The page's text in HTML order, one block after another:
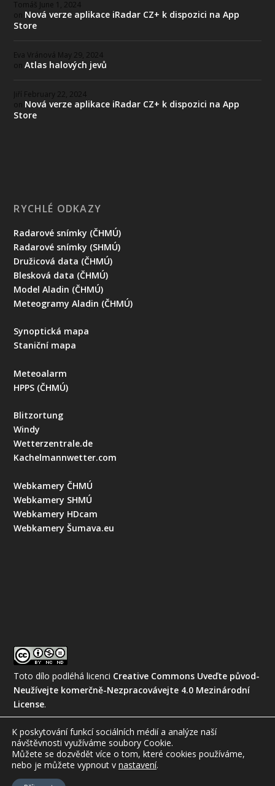
Tomáš
June 1, 2024
on Nová verze aplikace iRadar CZ+ k dispozici na App
Store
Eva Vránová May 29, 2024
onAtlas halových jevů
Jiří February 22, 2024
on Nová verze aplikace iRadar CZ+ k dispozici na App
Store
RYCHLÉ ODKAZY
Radarové snímky (ČHMÚ)
Radarové snímky (SHMÚ)
Družicová data (ČHMÚ)
Blesková data (ČHMÚ)
Model Aladin (ČHMÚ)
Meteogramy Aladin (ČHMÚ)
Synoptická mapa
Staniční mapa
Meteoalarm
HPPS (ČHMÚ)
Blitzortung
Windy
Wetterzentrale.de
Kachelmannwetter.com
Webkamery ČHMÚ
Webkamery SHMÚ
Webkamery HDcam
Webkamery Šumava.eu
Toto dílo podléhá licenci Creative Commons Uveďte původ-
Neužívejte komerčně-Nezpracovávejte 4.0 Mezinárodní
License.
© 2026
K poskytování funkcí sociálních médií a analýze naší
návštěvnosti využíváme soubory Cookie.
Můžete se dozvědět více o tom, které cookies používáme,
nebo je můžete vypnout v nastavení.